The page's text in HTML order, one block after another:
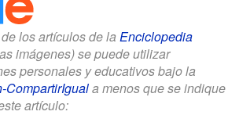
los artículos de la Enciclopedia
imágenes) se puede utilizar
personales y educativos bajo la
CompartirIguala menos que se indique
artículo: